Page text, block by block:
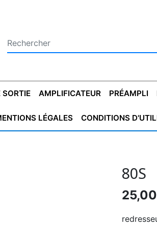
AMPLIFICATEUR PRÉAMPLI
LÉGALES CONDITIONS
80S